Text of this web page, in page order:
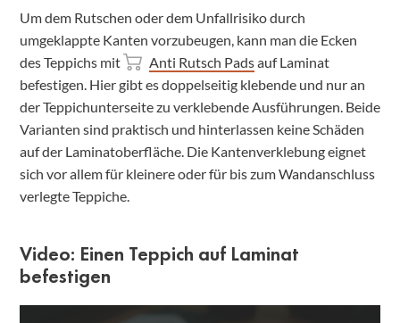
Um dem Rutschen oder dem Unfallrisiko durch
umgeklappte Kanten vorzubeugen, kann man die Ecken
des Teppichs mit
Anti Rutsch Padsauf Laminat
befestigen. Hier gibt es doppelseitig klebende und nur an
der Teppichunterseite zu verklebende Ausführungen. Beide
Varianten sind praktisch und hinterlassen keine Schäden
auf der Laminatoberfläche. Die Kantenverklebung eignet
sich vor allem für kleinere oder für bis zum Wandanschluss
verlegte Teppiche.
Video: Einen Teppich auf Laminat
befestigen